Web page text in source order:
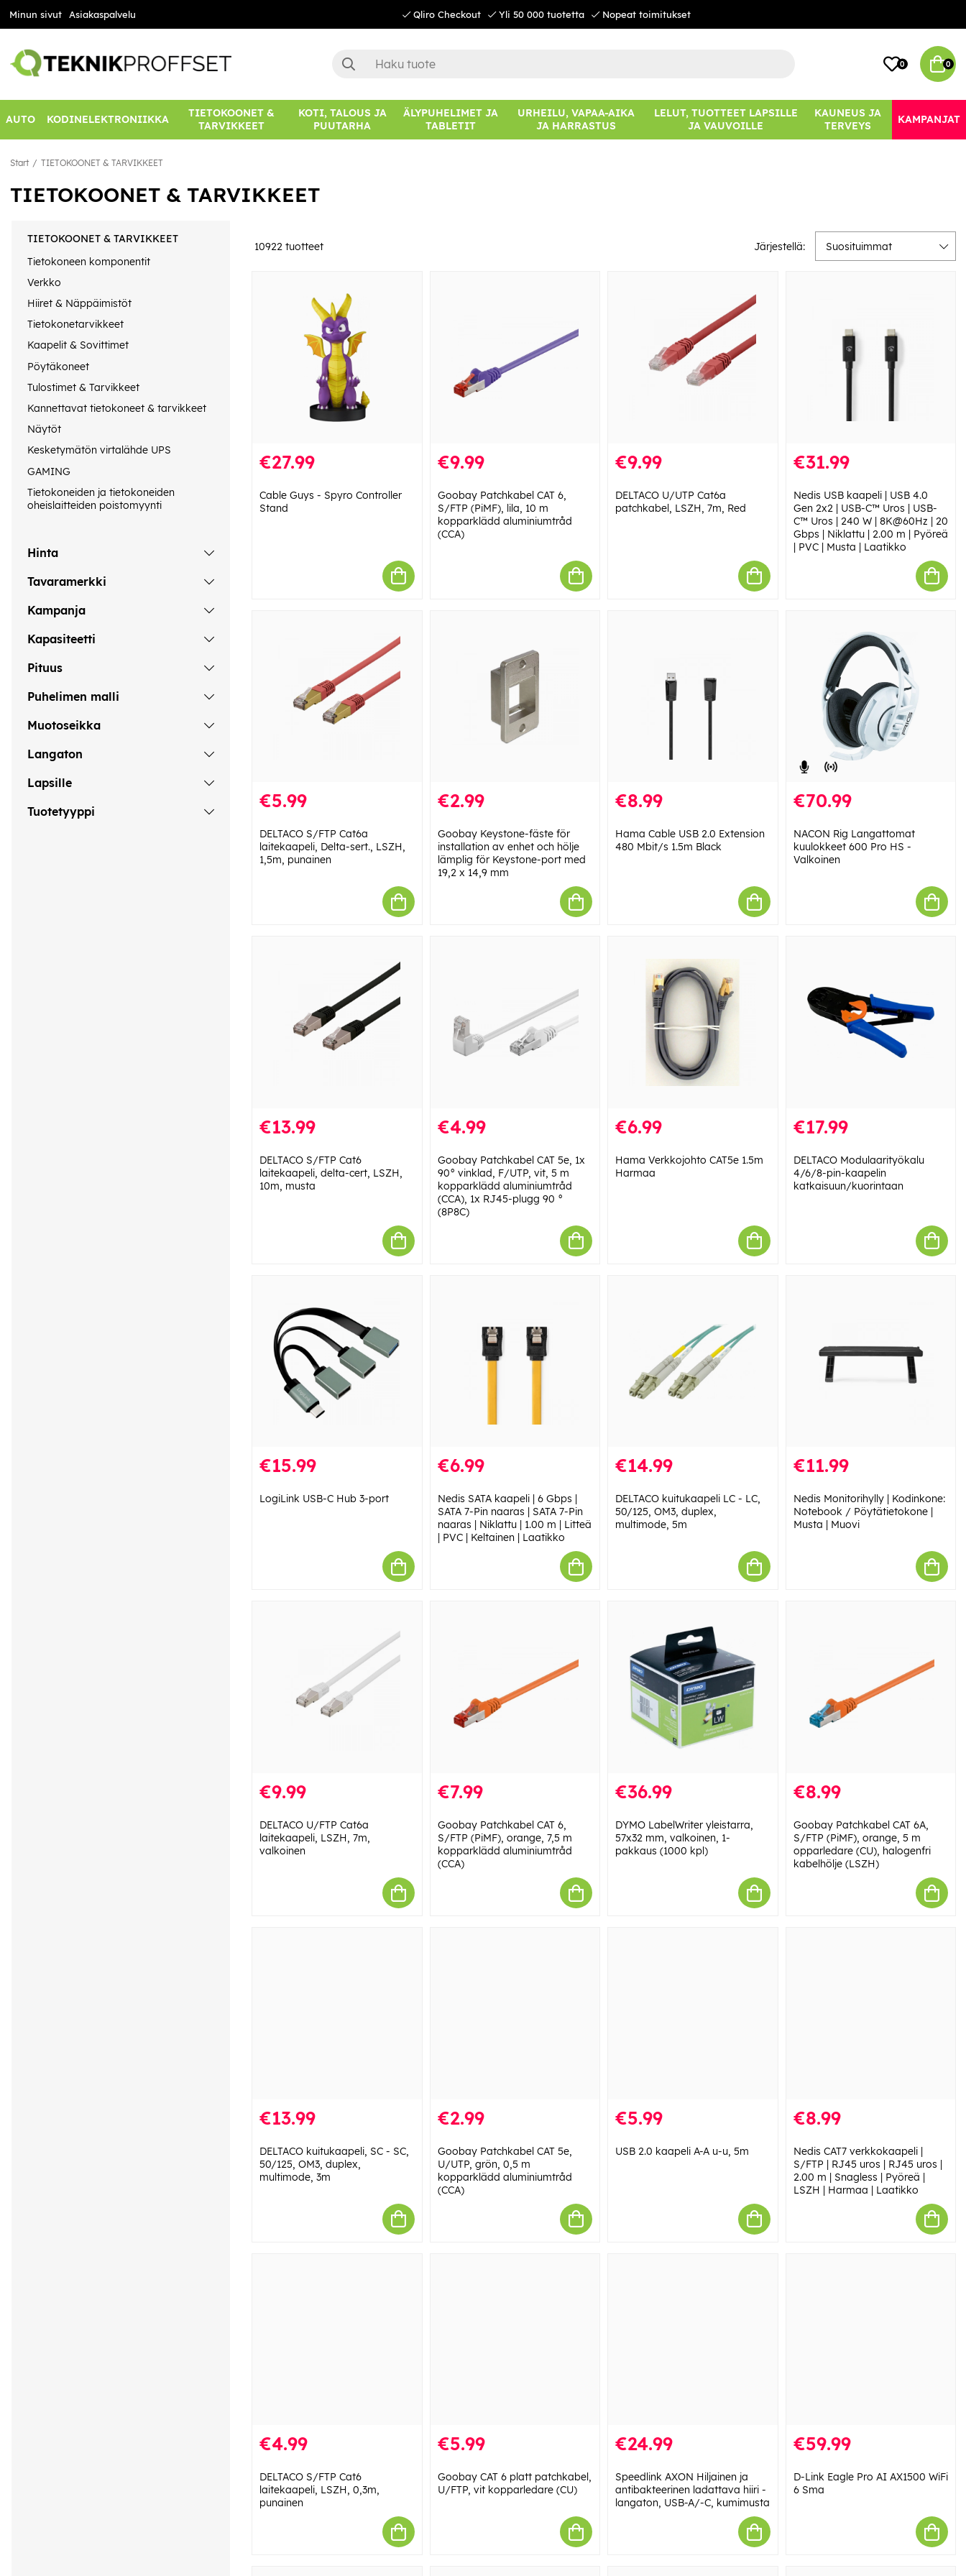
Minun sivut Asiakaspalvelu Qliro Checkout Yli 50 000 tuotetta Nopeat toimitukset
0 0
AUTO KODINELEKTRONIIKKA
TIETOKOONET &
TARVIKKEET
KOTI, TALOUS JA
PUUTARHA
ÄLYPUHELIMET JA
TABLETIT
URHEILU, VAPAA-AIKA
JA HARRASTUS
LELUT, TUOTTEET LAPSILLE
JA VAUVOILLE
KAUNEUS JA
TERVEYS
KAMPANJAT
Start TIETOKOONET & TARVIKKEET
TIETOKOONET & TARVIKKEET
TIETOKOONET & TARVIKKEET
Tietokoneen komponentit
Verkko
Hiiret & Näppäimistöt
Tietokonetarvikkeet
Kaapelit & Sovittimet
Pöytäkoneet
Tulostimet & Tarvikkeet
Kannettavat tietokoneet & tarvikkeet
Näytöt
Kesketymätön virtalähde UPS
GAMING
Tietokoneiden ja tietokoneiden
oheislaitteiden poistomyynti
Hinta
Tavaramerkki
Kampanja
Kapasiteetti
Pituus
Puhelimen malli
Muotoseikka
Langaton
Lapsille
Tuotetyyppi
10922 tuotteet Järjestellä: Suosituimmat
€27.99
Cable Guys - Spyro Controller
Stand
€9.99
Goobay Patchkabel CAT 6,
S/FTP (PiMF), lila, 10 m
kopparklädd aluminiumtråd
(CCA)
€9.99
DELTACO U/UTP Cat6a
patchkabel, LSZH, 7m, Red
€31.99
Nedis USB kaapeli | USB 4.0
Gen 2x2 | USB-C™ Uros | USB-
C™ Uros | 240 W | 8K@60Hz | 20
Gbps | Niklattu | 2.00 m | Pyöreä
| PVC | Musta | Laatikko
€5.99
DELTACO S/FTP Cat6a
laitekaapeli, Delta-sert., LSZH,
1,5m, punainen
€2.99
Goobay Keystone-fäste för
installation av enhet och hölje
lämplig för Keystone-port med
19,2 x 14,9 mm
€8.99
Hama Cable USB 2.0 Extension
480 Mbit/s 1.5m Black
€70.99
NACON Rig Langattomat
kuulokkeet 600 Pro HS -
Valkoinen
€13.99
DELTACO S/FTP Cat6
laitekaapeli, delta-cert, LSZH,
10m, musta
€4.99
Goobay Patchkabel CAT 5e, 1x
90° vinklad, F/UTP, vit, 5 m
kopparklädd aluminiumtråd
(CCA), 1x RJ45-plugg 90 °
(8P8C)
€6.99
Hama Verkkojohto CAT5e 1.5m
Harmaa
€17.99
DELTACO Modulaarityökalu
4/6/8-pin-kaapelin
katkaisuun/kuorintaan
€15.99
LogiLink USB-C Hub 3-port
€6.99
Nedis SATA kaapeli | 6 Gbps |
SATA 7-Pin naaras | SATA 7-Pin
naaras | Niklattu | 1.00 m | Litteä
| PVC | Keltainen | Laatikko
€14.99
DELTACO kuitukaapeli LC - LC,
50/125, OM3, duplex,
multimode, 5m
€11.99
Nedis Monitorihylly | Kodinkone:
Notebook / Pöytätietokone |
Musta | Muovi
€9.99
DELTACO U/FTP Cat6a
laitekaapeli, LSZH, 7m,
valkoinen
€7.99
Goobay Patchkabel CAT 6,
S/FTP (PiMF), orange, 7,5 m
kopparklädd aluminiumtråd
(CCA)
€36.99
DYMO LabelWriter yleistarra,
57x32 mm, valkoinen, 1-
pakkaus (1000 kpl)
€8.99
Goobay Patchkabel CAT 6A,
S/FTP (PiMF), orange, 5 m
opparledare (CU), halogenfri
kabelhölje (LSZH)
€13.99
DELTACO kuitukaapeli, SC - SC,
50/125, OM3, duplex,
multimode, 3m
€2.99
Goobay Patchkabel CAT 5e,
U/UTP, grön, 0,5 m
kopparklädd aluminiumtråd
(CCA)
€5.99
USB 2.0 kaapeli A-A u-u, 5m
€8.99
Nedis CAT7 verkkokaapeli |
S/FTP | RJ45 uros | RJ45 uros |
2.00 m | Snagless | Pyöreä |
LSZH | Harmaa | Laatikko
€4.99
DELTACO S/FTP Cat6
laitekaapeli, LSZH, 0,3m,
punainen
€5.99
Goobay CAT 6 platt patchkabel,
U/FTP, vit kopparledare (CU)
€24.99
Speedlink AXON Hiljainen ja
antibakteerinen ladattava hiiri -
langaton, USB-A/-C, kumimusta
€59.99
D-Link Eagle Pro AI AX1500 WiFi
6 Sma